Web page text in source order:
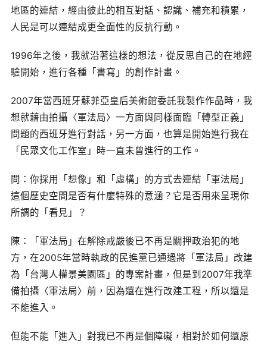
地區的連結，經由彼此的相互對話、認識、補充和積累，
人民是可以連結成更全面性的反抗行動。
1996年之後，我就沿著這樣的想法，從反思自己的在地經
驗開始，進行各種「書寫」的創作計畫。
2007年當西班牙蘇菲亞皇后美術館委託我製作作品時，我
想就藉由拍攝〈軍法局〉一方面與同樣面臨「轉型正義」
問題的西班牙進行對話，另一方面，也算是開始進行我在
「民眾文化工作室」時一直未曾進行的工作。
問：你採用「想像」和「虛構」的方式去連結「軍法局」
這個歷史空間是否有什麼特殊的意涵？它是否用來呈現你
所謂的「看見」？
陳：「軍法局」在解除戒嚴後已不再是關押政治犯的地
方，在2005年當時執政的民進黨已通過將「軍法局」改建
為「台灣人權景美園區」的專案計畫，但是到2007年我準
備拍攝〈軍法局〉前，因為還在進行改建工程，所以還是
不能進入。
但能不能「進入」對我已不再是個障礙，相對於如何還原